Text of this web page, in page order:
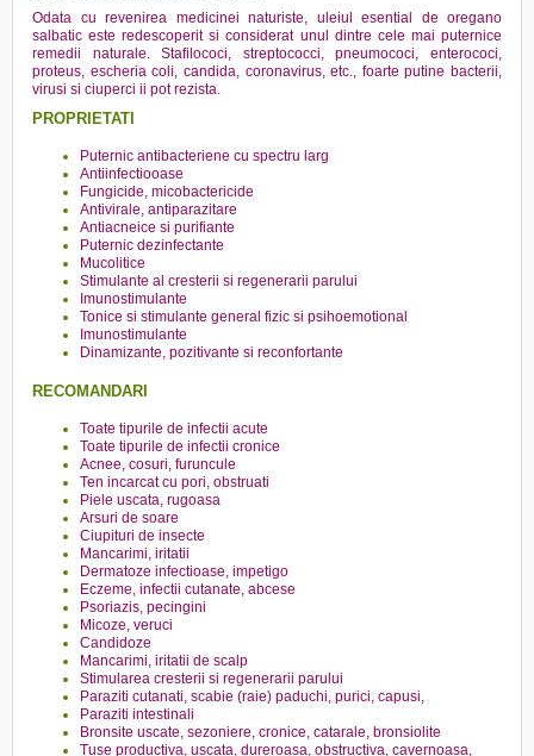
Odata cu revenirea medicinei naturiste, uleiul esential de oregano
salbatic este redescoperit si considerat unul dintre cele mai puternice
remedii naturale. Stafilococi, streptococci, pneumococi, enterococi,
proteus, escheria coli, candida, coronavirus, etc., foarte putine bacterii,
virusi si ciuperci ii pot rezista.
PROPRIETATI
Puternic antibacteriene cu spectru larg
Antiinfectiooase
Fungicide, micobactericide
Antivirale, antiparazitare
Antiacneice si purifiante
Puternic dezinfectante
Mucolitice
Stimulante al cresterii si regenerarii parului
Imunostimulante
Tonice si stimulante general fizic si psihoemotional
Imunostimulante
Dinamizante, pozitivante si reconfortante
RECOMANDARI
Toate tipurile de infectii acute
Toate tipurile de infectii cronice
Acnee, cosuri, furuncule
Ten incarcat cu pori, obstruati
Piele uscata, rugoasa
Arsuri de soare
Ciupituri de insecte
Mancarimi, iritatii
Dermatoze infectioase, impetigo
Eczeme, infectii cutanate, abcese
Psoriazis, pecingini
Micoze, veruci
Candidoze
Mancarimi, iritatii de scalp
Stimularea cresterii si regenerarii parului
Paraziti cutanati, scabie (raie) paduchi, purici, capusi,
Paraziti intestinali
Bronsite uscate, sezoniere, cronice, catarale, bronsiolite
Tuse productiva, uscata, dureroasa, obstructiva, cavernoasa,